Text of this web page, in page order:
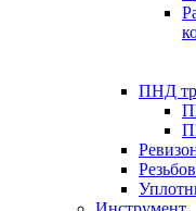
ПНД